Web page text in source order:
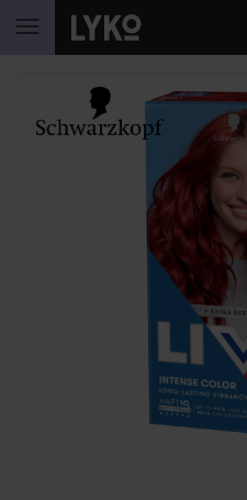
HOPPA TILL
HOPPA ÖVER